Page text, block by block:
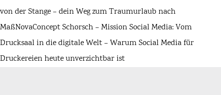
von der Stange – dein Weg zum Traumurlaub nach
MaßNovaConcept Schorsch – Mission Social Media: Vom
Drucksaal in die digitale Welt – Warum Social Media für
Druckereien heute unverzichtbar ist